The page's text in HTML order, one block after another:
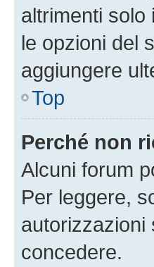
altrimenti solo
le opzioni del
aggiungere
Top
Perché non
Alcuni forum
Per leggere,
autorizzazioni
concedere.